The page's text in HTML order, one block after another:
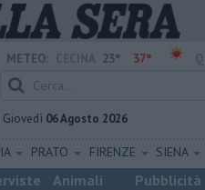
METEO: 23° 37°
Giovedì 06 Agosto 2026
PRATO FIRENZE SIENA
Animali Pubblicità